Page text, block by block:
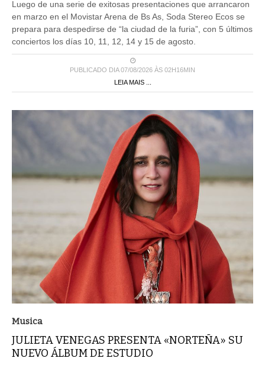
Luego de una serie de exitosas presentaciones que arrancaron
en marzo en el Movistar Arena de Bs As, Soda Stereo Ecos se
prepara para despedirse de “la ciudad de la furia”, con 5 últimos
conciertos los días 10, 11, 12, 14 y 15 de agosto.
PUBLICADO DIA 07/08/2026 ÀS 02H16MIN
LEIA MAIS ...
Musica
JULIETA VENEGAS PRESENTA «NORTEÑA» SU
NUEVO ÁLBUM DE ESTUDIO